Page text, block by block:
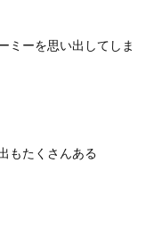
ミーを思い出してしま
もたくさんある